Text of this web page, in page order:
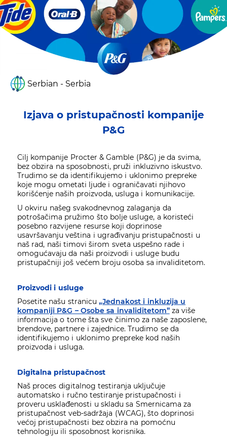
Serbian - Serbia
Izjava o pristupačnosti kompanije
P&G
Cilj kompanije Procter & Gamble (P&G) je da svima,
bez obzira na sposobnosti, pruži inkluzivno iskustvo.
Trudimo se da identifikujemo i uklonimo prepreke
koje mogu ometati ljude i ograničavati njihovo
korišćenje naših proizvoda, usluga i komunikacije.
U okviru našeg svakodnevnog zalaganja da
potrošačima pružimo što bolje usluge, a koristeći
posebno razvijene resurse koji doprinose
usavršavanju veština i ugrađivanju pristupačnosti u
naš rad, naši timovi širom sveta uspešno rade i
omogućavaju da naši proizvodi i usluge budu
pristupačniji još većem broju osoba sa invaliditetom.
Proizvodi i usluge
Posetite našu stranicu„Jednakost i inkluzija u
kompaniji P&G – Osobe sa invaliditetom”za više
informacija o tome šta sve činimo za naše zaposlene,
brendove, partnere i zajednice. Trudimo se da
identifikujemo i uklonimo prepreke kod naših
proizvoda i usluga.
Digitalna pristupačnost
Naš proces digitalnog testiranja uključuje
automatsko i ručno testiranje pristupačnosti i
proveru usklađenosti u skladu sa Smernicama za
pristupačnost veb-sadržaja (WCAG), što doprinosi
većoj pristupačnosti bez obzira na pomoćnu
tehnologiju ili sposobnost korisnika.